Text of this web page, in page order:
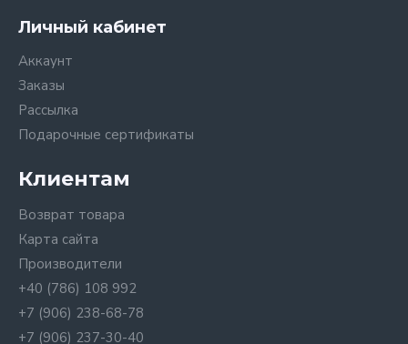
Личный кабинет
Аккаунт
Заказы
Рассылка
Подарочные сертификаты
Клиентам
Возврат товара
Карта сайта
Производители
+40 (786) 108 992
+7 (906) 238-68-78
+7 (906) 237-30-40